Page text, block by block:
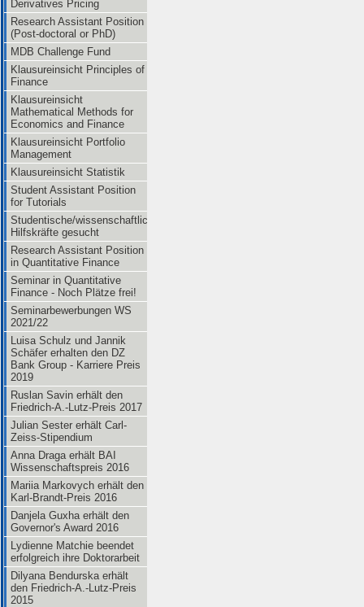
Derivatives Pricing
Research Assistant Position
(Post-doctoral or PhD)
MDB Challenge Fund
Klausureinsicht Principles of
Finance
Klausureinsicht
Mathematical Methods for
Economics and Finance
Klausureinsicht Portfolio
Management
Klausureinsicht Statistik
Student Assistant Position
for Tutorials
Studentische/wissenschaftliche
Hilfskräfte gesucht
Research Assistant Position
in Quantitative Finance
Seminar in Quantitative
Finance - Noch Plätze frei!
Seminarbewerbungen WS
2021/22
Luisa Schulz und Jannik
Schäfer erhalten den DZ
Bank Group - Karriere Preis
2019
Ruslan Savin erhält den
Friedrich-A.-Lutz-Preis 2017
Julian Sester erhält Carl-
Zeiss-Stipendium
Anna Draga erhält BAI
Wissenschaftspreis 2016
Mariia Markovych erhält den
Karl-Brandt-Preis 2016
Danjela Guxha erhält den
Governor's Award 2016
Lydienne Matchie beendet
erfolgreich ihre Doktorarbeit
Dilyana Bendurska erhält
den Friedrich-A.-Lutz-Preis
2015